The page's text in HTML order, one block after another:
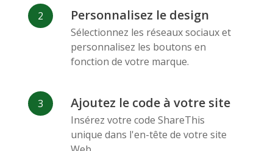
Vk Blogger Snapchat
Xing Mail Ru Livejournal
Personnalisez le design
Sélectionnez les réseaux sociaux et
personnalisez les boutons en
fonction de votre marque.
Ajoutez le code à votre site
Insérez votre code ShareThis
unique dans l'en-tête de votre site